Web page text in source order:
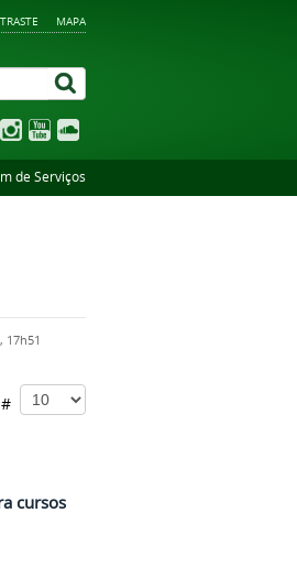
MAPA
de Serviços
17h51
cursos